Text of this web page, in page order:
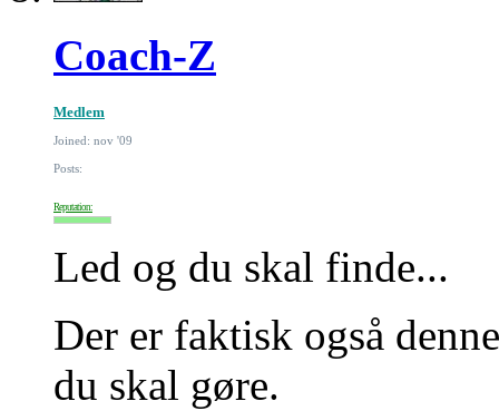
Coach-Z
Medlem
Joined: nov '09
Posts:
Reputation:
Led og du skal finde...
Der er faktisk også
du skal gøre.